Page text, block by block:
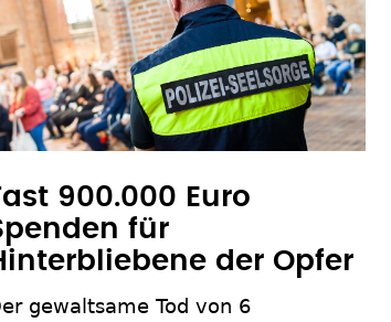
900.000 Euro
für
der Opfer
gewaltsame Tod von 6